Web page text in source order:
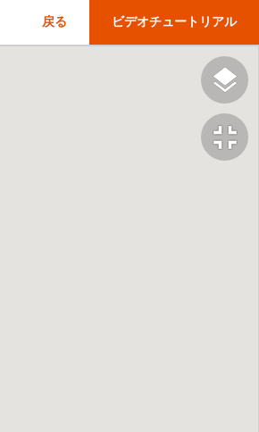
ビデオチュートリアル
戻る
fullscreen_exit